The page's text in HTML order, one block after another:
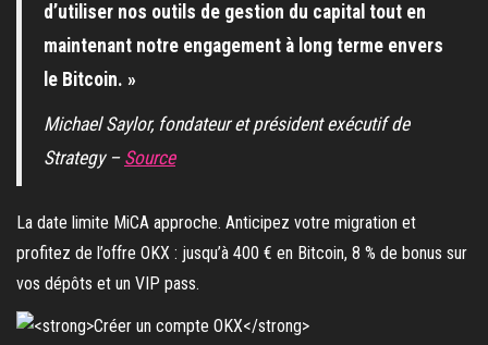
d’utiliser nos outils de gestion du capital tout en
maintenant notre engagement à long terme envers
le Bitcoin. »
Michael Saylor, fondateur et président exécutif de
Strategy – Source
La date limite MiCA approche. Anticipez votre migration et
profitez de l’offre OKX : jusqu’à 400 € en Bitcoin, 8 % de bonus sur
vos dépôts et un VIP pass.